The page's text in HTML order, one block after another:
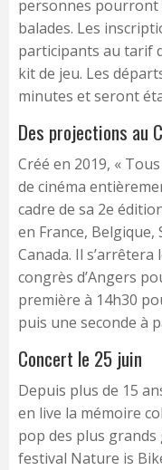
personnes pourront
balades. Les
participants au tarif
kit de jeu. Les
minutes et seront
Des projections au
Créé en 2019, «
de cinéma
cadre de sa 2e
en France,
Canada. Il
congrès d’Angers
première à 14h30
puis une seconde à
Concert le 25 juin
Depuis plus de 15
en live la mémoire
pop des plus
festival Nature is